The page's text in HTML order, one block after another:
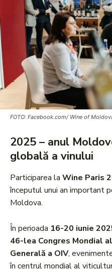
FOTO: Facebook.com/ Wine of
2025 – anul
globală a vinului
Participarea la Wine Paris
începutul unui an important
Moldova.
În perioada 16-20 iunie
46-lea Congres Mondial
Generală a OIV,
în centrul mondial al